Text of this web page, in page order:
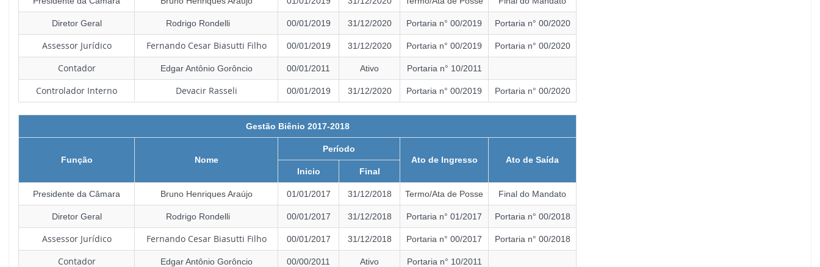
Diretor Geral Rodrigo Rondelli 00/01/2019 31/12/2020 Portaria n° 00/2019 Portaria n° 00/2020
Assessor Jurídico Fernando Cesar Biasutti Filho 00/01/2019 31/12/2020 Portaria n° 00/2019 Portaria n° 00/2020
Contador Edgar Antônio Gorôncio 00/01/2011 Ativo Portaria n° 10/2011
Controlador Interno Devacir Rasseli 00/01/2019 31/12/2020 Portaria n° 00/2019 Portaria n° 00/2020
Gestão Biênio 2017-2018
Função Nome
Período
Ato de Ingresso
Ato de Saída
Inicio
Final
Presidente da Câmara Bruno Henriques Araújo 01/01/2017 31/12/2018 Termo/Ata de Posse Final do Mandato
Diretor Geral Rodrigo Rondelli 00/01/2017 31/12/2018 Portaria n° 01/2017 Portaria n° 00/2018
Assessor Jurídico Fernando Cesar Biasutti Filho 00/01/2017 31/12/2018 Portaria n° 00/2017 Portaria n° 00/2018
Contador Edgar Antônio Gorôncio 00/00/2011 Ativo Portaria n° 10/2011